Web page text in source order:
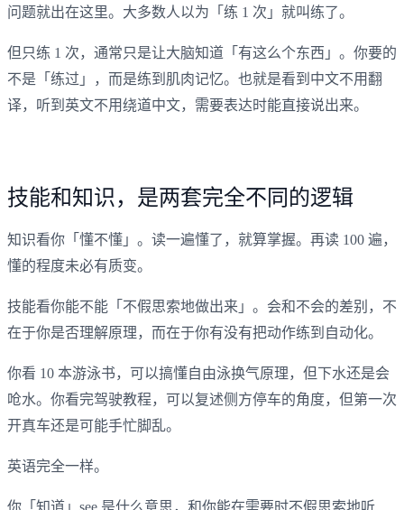
问题就出在这里。大多数人以为「练 1 次」就叫练了。
但只练 1 次，通常只是让大脑知道「有这么个东西」。你要的
不是「练过」，而是练到肌肉记忆。也就是看到中文不用翻
译，听到英文不用绕道中文，需要表达时能直接说出来。
技能和知识，是两套完全不同的逻辑
知识看你「懂不懂」。读一遍懂了，就算掌握。再读 100 遍，
懂的程度未必有质变。
技能看你能不能「不假思索地做出来」。会和不会的差别，不
在于你是否理解原理，而在于你有没有把动作练到自动化。
你看 10 本游泳书，可以搞懂自由泳换气原理，但下水还是会
呛水。你看完驾驶教程，可以复述侧方停车的角度，但第一次
开真车还是可能手忙脚乱。
英语完全一样。
你「知道」see 是什么意思，和你能在需要时不假思索地听